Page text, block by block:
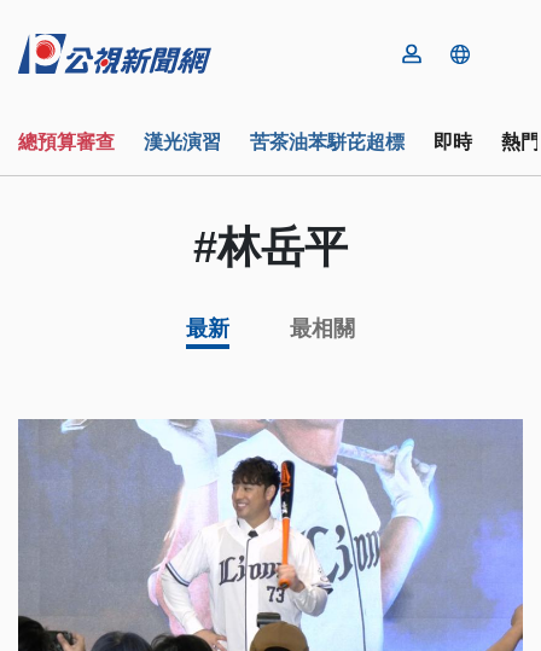
總預算審查 漢光演習 苦茶油苯駢芘超標 即時 熱
#林岳平
最新 最相關